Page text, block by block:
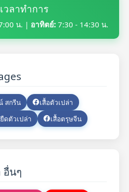
เวลาทำการ
น. | อาทิตย์: 7:30 - 14:30 น.
สกรีน
เสื้อตัวเปล่า
ดตัวเปล่า เสื้อตรุษจีน
อื่นๆ